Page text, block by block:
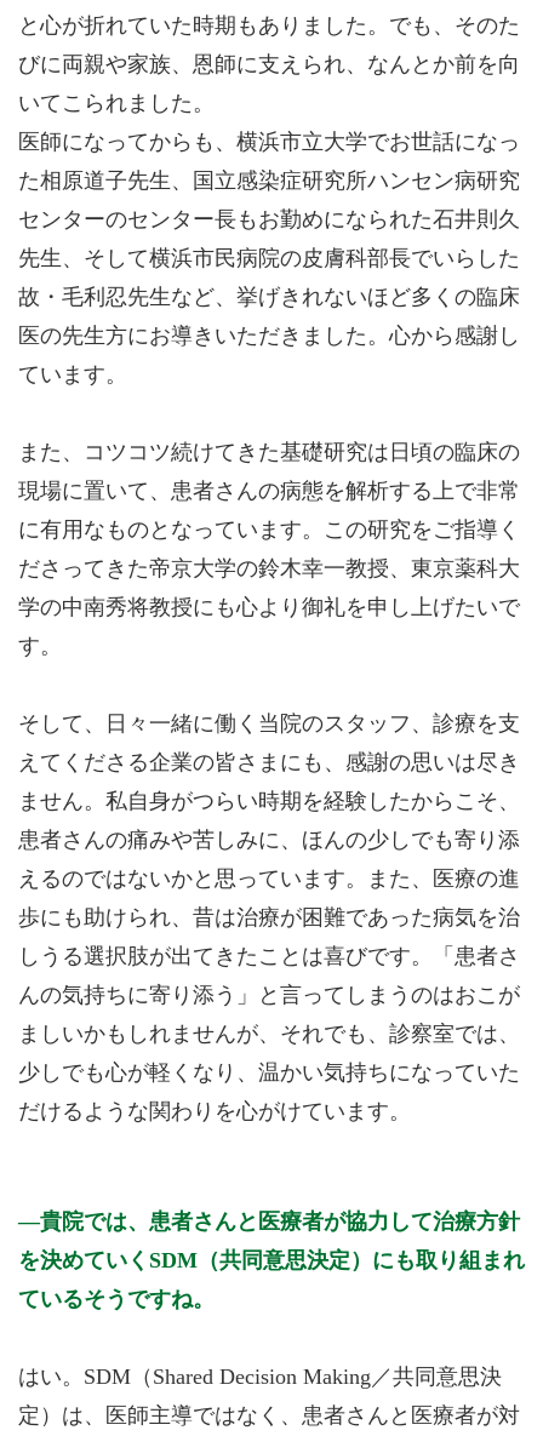
と心が折れていた時期もありました。でも、そのた
びに両親や家族、恩師に支えられ、なんとか前を向
いてこられました。
医師になってからも、横浜市立大学でお世話になっ
た相原道子先生、国立感染症研究所ハンセン病研究
センターのセンター長もお勤めになられた石井則久
先生、そして横浜市民病院の皮膚科部長でいらした
故・毛利忍先生など、挙げきれないほど多くの臨床
医の先生方にお導きいただきました。心から感謝し
ています。
また、コツコツ続けてきた基礎研究は日頃の臨床の
現場に置いて、患者さんの病態を解析する上で非常
に有用なものとなっています。この研究をご指導く
ださってきた帝京大学の鈴木幸一教授、東京薬科大
学の中南秀将教授にも心より御礼を申し上げたいで
す。
そして、日々一緒に働く当院のスタッフ、診療を支
えてくださる企業の皆さまにも、感謝の思いは尽き
ません。私自身がつらい時期を経験したからこそ、
患者さんの痛みや苦しみに、ほんの少しでも寄り添
えるのではないかと思っています。また、医療の進
歩にも助けられ、昔は治療が困難であった病気を治
しうる選択肢が出てきたことは喜びです。「患者さ
んの気持ちに寄り添う」と言ってしまうのはおこが
ましいかもしれませんが、それでも、診察室では、
少しでも心が軽くなり、温かい気持ちになっていた
だけるような関わりを心がけています。
貴院では、患者さんと医療者が協力して治療方針
を決めていくSDM（共同意思決定）にも取り組まれ
ているそうですね。
はい。SDM（Shared Decision Making／共同意思決
定）は、医師主導ではなく、患者さんと医療者が対